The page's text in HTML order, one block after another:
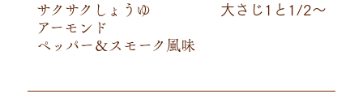
サクサクしょうゆ
アーモンド
ペッパー＆スモーク風味
大さじ1と1/2～